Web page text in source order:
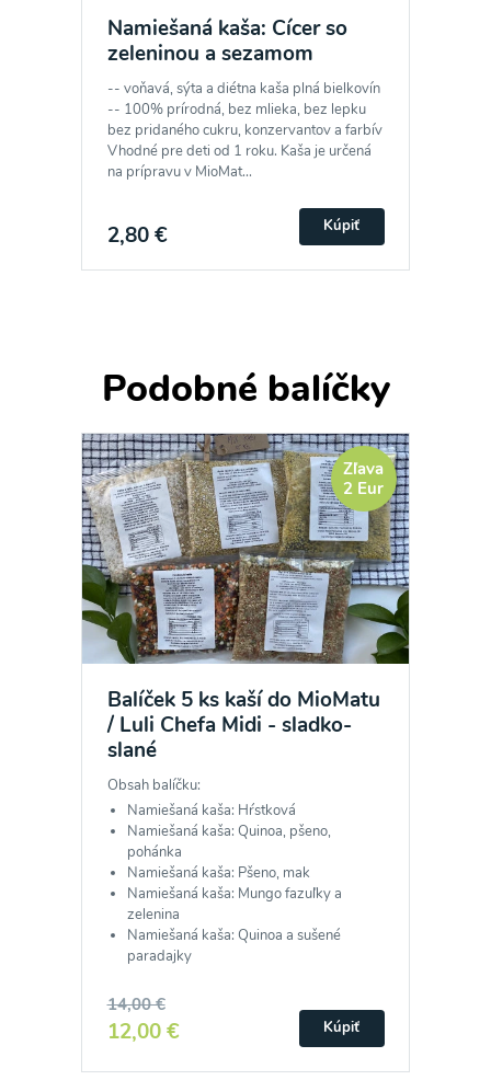
Namiešaná kaša: Cícer so
zeleninou a sezamom
-- voňavá, sýta a diétna kaša plná bielkovín
-- 100% prírodná, bez mlieka, bez lepku
bez pridaného cukru, konzervantov a farbív
Vhodné pre deti od 1 roku. Kaša je určená
na prípravu v MioMat...
2,80 € Kúpiť
Podobné balíčky
Zľava
2 Eur
Balíček 5 ks kaší do MioMatu
/ Luli Chefa Midi - sladko-
slané
Obsah balíčku:
Namiešaná kaša: Hŕstková
Namiešaná kaša: Quinoa, pšeno,
pohánka
Namiešaná kaša: Pšeno, mak
Namiešaná kaša: Mungo fazuľky a
zelenina
Namiešaná kaša: Quinoa a sušené
paradajky
14,00 €
12,00 € Kúpiť